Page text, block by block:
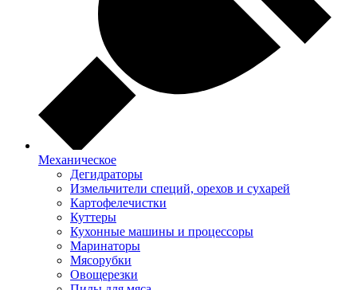
Механическое
Дегидраторы
Измельчители специй, орехов и сухарей
Картофелечистки
Куттеры
Кухонные машины и процессоры
Маринаторы
Мясорубки
Овощерезки